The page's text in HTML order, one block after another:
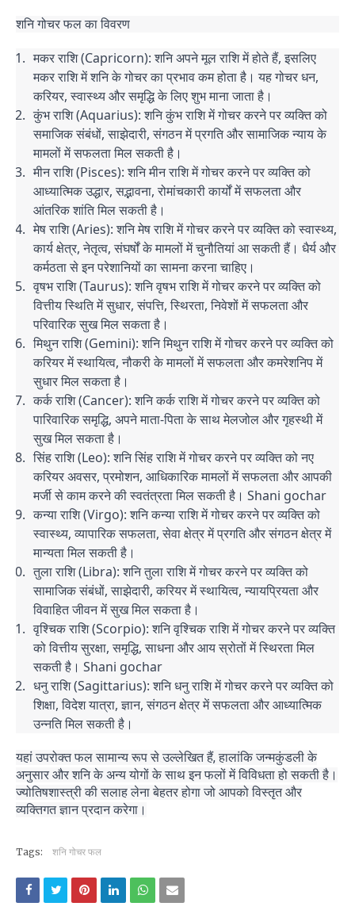
शनि गोचर फल का विवरण
मकर राशि (Capricorn): शनि अपने मूल राशि में होते हैं, इसलिए
मकर राशि में शनि के गोचर का प्रभाव कम होता है। यह गोचर धन,
करियर, स्वास्थ्य और समृद्धि के लिए शुभ माना जाता है।
कुंभ राशि (Aquarius): शनि कुंभ राशि में गोचर करने पर व्यक्ति को
समाजिक संबंधों, साझेदारी, संगठन में प्रगति और सामाजिक न्याय के
मामलों में सफलता मिल सकती है।
मीन राशि (Pisces): शनि मीन राशि में गोचर करने पर व्यक्ति को
आध्यात्मिक उद्धार, सद्भावना, रोमांचकारी कार्यों में सफलता और
आंतरिक शांति मिल सकती है।
मेष राशि (Aries): शनि मेष राशि में गोचर करने पर व्यक्ति को स्वास्थ्य,
कार्य क्षेत्र, नेतृत्व, संघर्षों के मामलों में चुनौतियां आ सकती हैं। धैर्य और
कर्मठता से इन परेशानियों का सामना करना चाहिए।
वृषभ राशि (Taurus): शनि वृषभ राशि में गोचर करने पर व्यक्ति को
वित्तीय स्थिति में सुधार, संपत्ति, स्थिरता, निवेशों में सफलता और
परिवारिक सुख मिल सकता है।
मिथुन राशि (Gemini): शनि मिथुन राशि में गोचर करने पर व्यक्ति को
करियर में स्थायित्व, नौकरी के मामलों में सफलता और कमरेशनिप में
सुधार मिल सकता है।
कर्क राशि (Cancer): शनि कर्क राशि में गोचर करने पर व्यक्ति को
पारिवारिक समृद्धि, अपने माता-पिता के साथ मेलजोल और गृहस्थी में
सुख मिल सकता है।
सिंह राशि (Leo): शनि सिंह राशि में गोचर करने पर व्यक्ति को नए
करियर अवसर, प्रमोशन, आधिकारिक मामलों में सफलता और आपकी
मर्जी से काम करने की स्वतंत्रता मिल सकती है। Shani gochar
कन्या राशि (Virgo): शनि कन्या राशि में गोचर करने पर व्यक्ति को
स्वास्थ्य, व्यापारिक सफलता, सेवा क्षेत्र में प्रगति और संगठन क्षेत्र में
मान्यता मिल सकती है।
तुला राशि (Libra): शनि तुला राशि में गोचर करने पर व्यक्ति को
सामाजिक संबंधों, साझेदारी, करियर में स्थायित्व, न्यायप्रियता और
विवाहित जीवन में सुख मिल सकता है।
वृश्चिक राशि (Scorpio): शनि वृश्चिक राशि में गोचर करने पर व्यक्ति
को वित्तीय सुरक्षा, समृद्धि, साधना और आय स्रोतों में स्थिरता मिल
सकती है। Shani gochar
धनु राशि (Sagittarius): शनि धनु राशि में गोचर करने पर व्यक्ति को
शिक्षा, विदेश यात्रा, ज्ञान, संगठन क्षेत्र में सफलता और आध्यात्मिक
उन्नति मिल सकती है।
यहां उपरोक्त फल सामान्य रूप से उल्लेखित हैं, हालांकि जन्मकुंडली के
अनुसार और शनि के अन्य योगों के साथ इन फलों में विविधता हो सकती है।
ज्योतिषशास्त्री की सलाह लेना बेहतर होगा जो आपको विस्तृत और
व्यक्तिगत ज्ञान प्रदान करेगा।
Tags: शनि गोचर फल